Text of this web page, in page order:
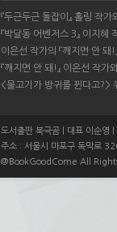
『두근두근 돌잡이』 홀링 작
『박달동 어벤저스 3』 이지혜
이은선 작가의 『깨지면 안 돼!
『깨지면 안 돼!』 이은선 작가
<물고기가 방귀를 뀐다고?>
도서출판 북극곰 | 대표 이순
주소 : 서울시 마포구 독막로
@BookGoodCome All